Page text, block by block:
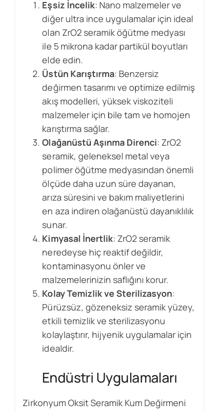
Eşsiz İncelik: Nano malzemeler ve
diğer ultra ince uygulamalar için ideal
olan ZrO2 seramik öğütme medyası
ile 5 mikrona kadar partikül boyutları
elde edin.
Üstün Karıştırma: Benzersiz
değirmen tasarımı ve optimize edilmiş
akış modelleri, yüksek viskoziteli
malzemeler için bile tam ve homojen
karıştırma sağlar.
Olağanüstü Aşınma Direnci: ZrO2
seramik, geleneksel metal veya
polimer öğütme medyasından önemli
ölçüde daha uzun süre dayanan,
arıza süresini ve bakım maliyetlerini
en aza indiren olağanüstü dayanıklılık
sunar.
Kimyasal İnertlik: ZrO2 seramik
neredeyse hiç reaktif değildir,
kontaminasyonu önler ve
malzemelerinizin saflığını korur.
Kolay Temizlik ve Sterilizasyon:
Pürüzsüz, gözeneksiz seramik yüzey,
etkili temizlik ve sterilizasyonu
kolaylaştırır, hijyenik uygulamalar için
idealdir.
Endüstri Uygulamaları
Zirkonyum Oksit Seramik Kum Değirmeni